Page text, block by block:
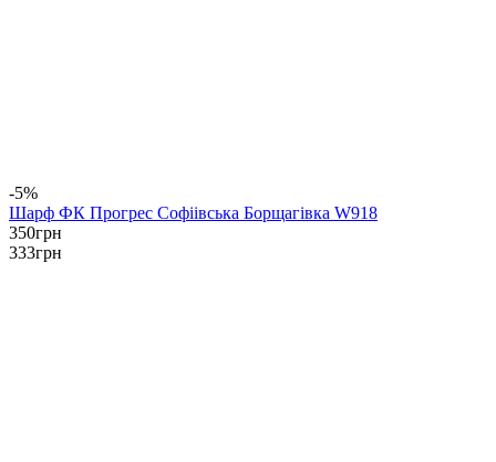
-5%
Шарф ФК Прогрес Софіівська Борщагівка W918
350грн
333грн